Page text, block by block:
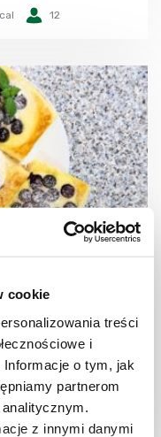
cookie
treści
i
o tym, jak
partnerom
z innymi danymi
12
+ film
8